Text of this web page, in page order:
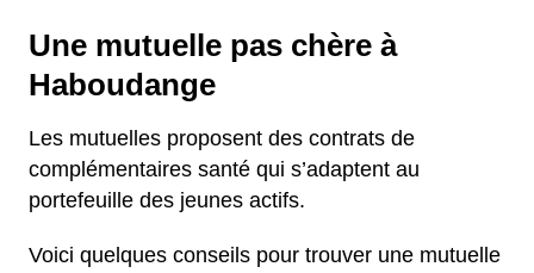
Une mutuelle pas chère à
Haboudange
Les mutuelles proposent des contrats de
complémentaires santé qui s’adaptent au
portefeuille des jeunes actifs.
Voici quelques conseils pour trouver une mutuelle